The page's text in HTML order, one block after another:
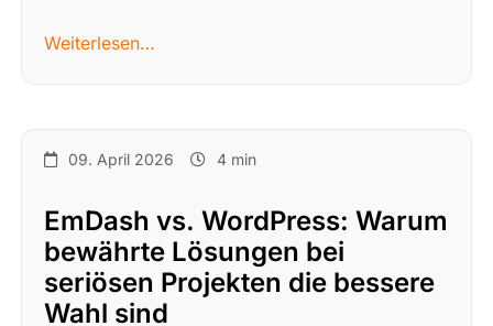
Weiterlesen…
09. April 2026 4 min
EmDash vs. WordPress: Warum
bewährte Lösungen bei
seriösen Projekten die bessere
Wahl sind